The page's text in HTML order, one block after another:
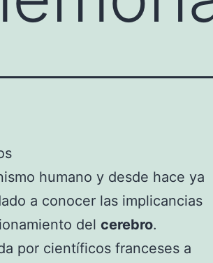
humano y desde hace ya
a conocer las implicancias
del cerebro.
por científicos franceses a